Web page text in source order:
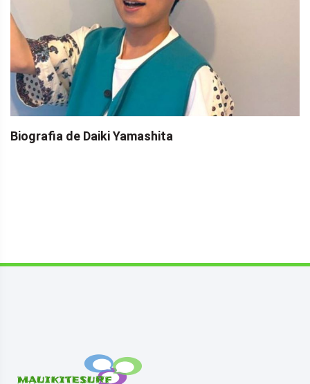
Biografia de Daiki Yamashita